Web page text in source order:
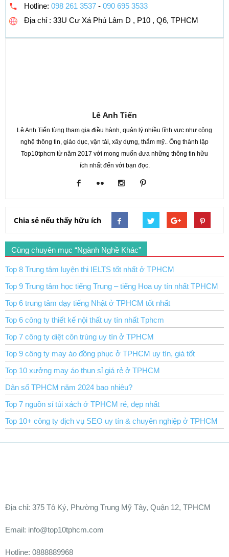
Hotline: 098 261 3537 - 090 695 3533
Địa chỉ : 33U Cư Xá Phú Lâm D , P10 , Q6, TPHCM
Lê Anh Tiến
Lê Anh Tiến từng tham gia điều hành, quản lý nhiều lĩnh vực như công
nghệ thông tin, giáo dục, vận tải, xây dựng, thẩm mỹ.. Ông thành lập
Top10tphcm từ năm 2017 với mong muốn đưa những thông tin hữu
ích nhất đến với bạn đọc.
Chia sẻ nếu thấy hữu ích
Cùng chuyên mục “Ngành Nghề Khác”
Top 8 Trung tâm luyện thi IELTS tốt nhất ở TPHCM
Top 9 Trung tâm học tiếng Trung – tiếng Hoa uy tín nhất TPHCM
Top 6 trung tâm dạy tiếng Nhật ở TPHCM tốt nhất
Top 6 công ty thiết kế nội thất uy tín nhất Tphcm
Top 7 công ty diệt côn trùng uy tín ở TPHCM
Top 9 công ty may áo đồng phục ở TPHCM uy tín, giá tốt
Top 10 xưởng may áo thun sỉ giá rẻ ở TPHCM
Dân số TPHCM năm 2024 bao nhiêu?
Top 7 nguồn sỉ túi xách ở TPHCM rẻ, đẹp nhất
Top 10+ công ty dịch vụ SEO uy tín & chuyên nghiệp ở TPHCM
Ðịa chỉ: 375 Tô Ký, Phường Trung Mỹ Tây, Quận 12, TPHCM
Email: info@top10tphcm.com
Hotline: 0888889968